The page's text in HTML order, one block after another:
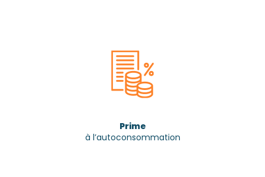
Prime
à l’autoconsommation